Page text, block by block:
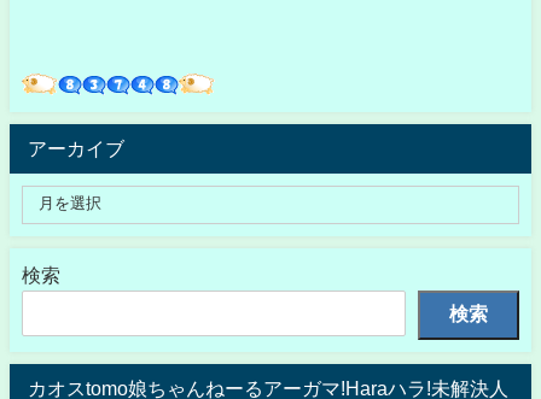
アーカイブ
検索
検索
カオスtomo娘ちゃんねーるアーガマ!Haraハラ!未解決人